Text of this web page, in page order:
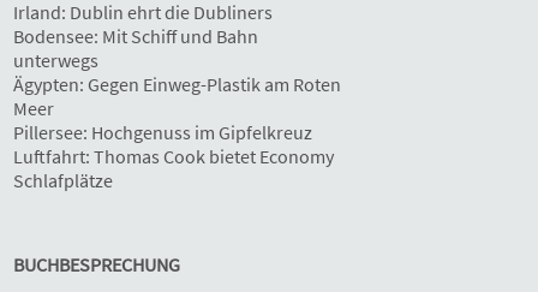
Irland: Dublin ehrt die Dubliners
Bodensee: Mit Schiff und Bahn
unterwegs
Ägypten: Gegen Einweg-Plastik am Roten
Meer
Pillersee: Hochgenuss im Gipfelkreuz
Luftfahrt: Thomas Cook bietet Economy
Schlafplätze
BUCHBESPRECHUNG